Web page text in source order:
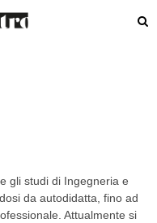
gli studi di Ingegneria e
da autodidatta, fino ad
Attualmente si